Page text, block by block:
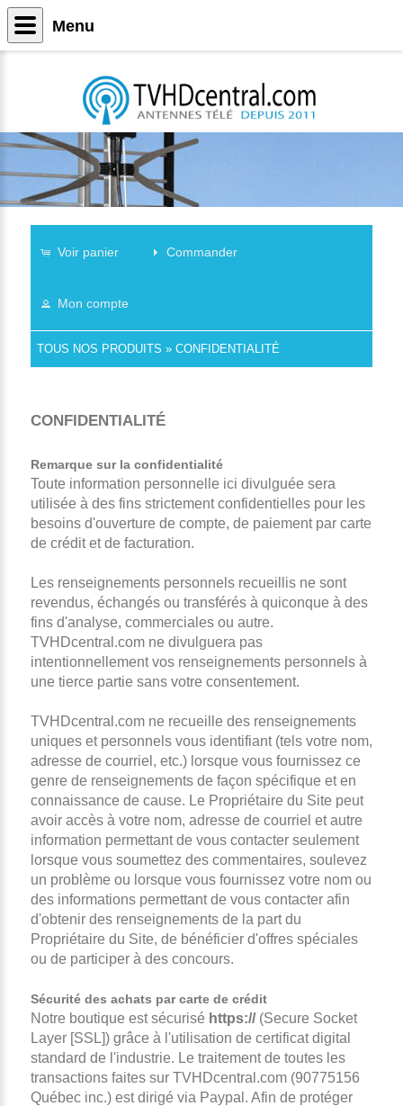
Voir panier Commander
Mon compte
TOUS NOS PRODUITS » CONFIDENTIALITÉ
CONFIDENTIALITÉ
Remarque sur la confidentialité
Toute information personnelle ici divulguée sera
utilisée à des fins strictement confidentielles pour les
besoins d'ouverture de compte, de paiement par carte
de crédit et de facturation.
Les renseignements personnels recueillis ne sont
revendus, échangés ou transférés à quiconque à des
fins d'analyse, commerciales ou autre.
TVHDcentral.com ne divulguera pas
intentionnellement vos renseignements personnels à
une tierce partie sans votre consentement.
TVHDcentral.com ne recueille des renseignements
uniques et personnels vous identifiant (tels votre nom,
adresse de courriel, etc.) lorsque vous fournissez ce
genre de renseignements de façon spécifique et en
connaissance de cause. Le Propriétaire du Site peut
avoir accès à votre nom, adresse de courriel et autre
information permettant de vous contacter seulement
lorsque vous soumettez des commentaires, soulevez
un problème ou lorsque vous fournissez votre nom ou
des informations permettant de vous contacter afin
d'obtenir des renseignements de la part du
Propriétaire du Site, de bénéficier d'offres spéciales
ou de participer à des concours.
Sécurité des achats par carte de crédit
Notre boutique est sécurisé https://(Secure Socket
Layer [SSL]) grâce à l'utilisation de certificat digital
standard de l'industrie. Le traitement de toutes les
transactions faites sur TVHDcentral.com (90775156
Québec inc.) est dirigé via Paypal. Afin de protéger
Menu